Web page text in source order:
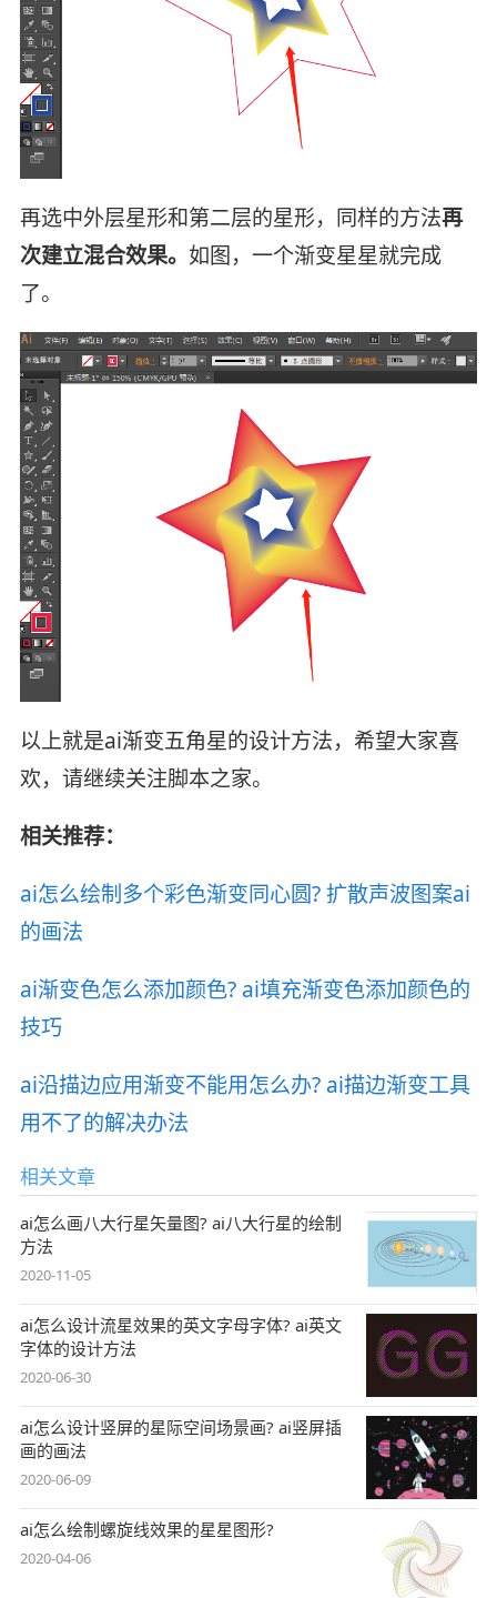
再选中外层星形和第二层的星形，同样的方法再
次建立混合效果。 如图，一个渐变星星就完成
了。
以上就是ai渐变五角星的设计方法，希望大家喜
欢，请继续关注脚本之家。
相关推荐：
ai怎么绘制多个彩色渐变同心圆? 扩散声波图案ai
的画法
ai渐变色怎么添加颜色? ai填充渐变色添加颜色的
技巧
ai沿描边应用渐变不能用怎么办? ai描边渐变工具
用不了的解决办法
相关文章
ai怎么画八大行星矢量图? ai八大行星的绘制
方法
2020-11-05
ai怎么设计流星效果的英文字母字体? ai英文
字体的设计方法
2020-06-30
ai怎么设计竖屏的星际空间场景画? ai竖屏插
画的画法
2020-06-09
ai怎么绘制螺旋线效果的星星图形?
2020-04-06